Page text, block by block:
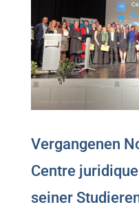
Vergangenen
Centre
seiner